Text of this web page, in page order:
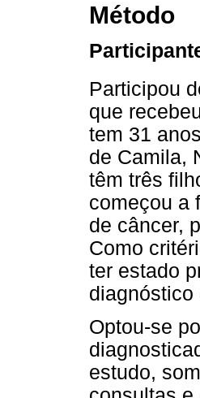
Método
Participou
que
tem 31
de Camila,
têm três
começou a
de câncer,
Como
ter estado
diagnóstico
Optou-se
estudo,